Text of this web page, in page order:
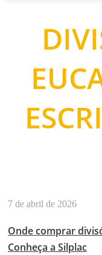
7 de abril de 2026
Onde comprar
Conheça a Silplac